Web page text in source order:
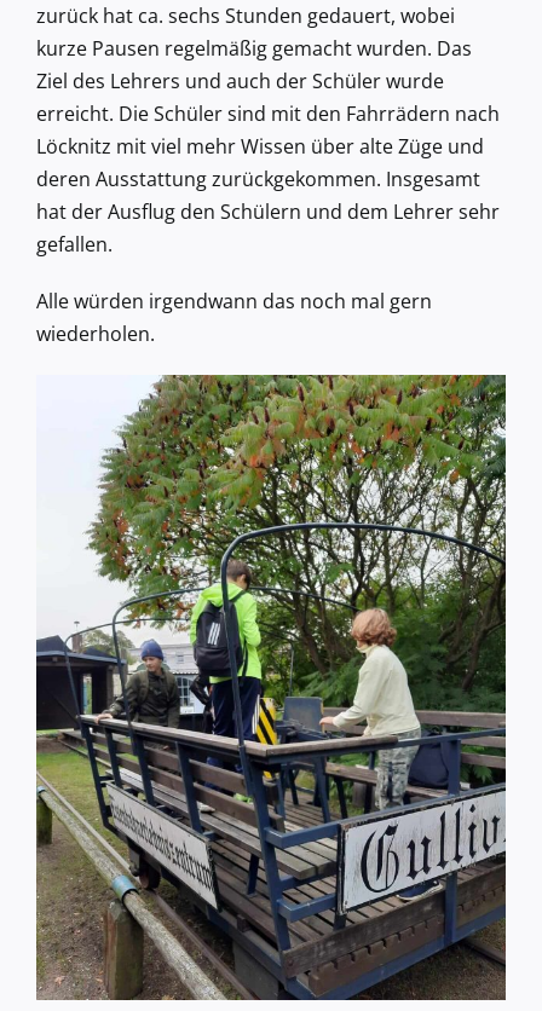
zurück hat ca. sechs Stunden gedauert, wobei
kurze Pausen regelmäßig gemacht wurden. Das
Ziel des Lehrers und auch der Schüler wurde
erreicht. Die Schüler sind mit den Fahrrädern nach
Löcknitz mit viel mehr Wissen über alte Züge und
deren Ausstattung zurückgekommen. Insgesamt
hat der Ausflug den Schülern und dem Lehrer sehr
gefallen.
Alle würden irgendwann das noch mal gern
wiederholen.